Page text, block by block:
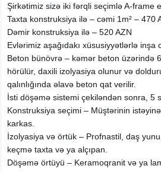
Şirkətimiz sizə iki fərqli seçimlə A-frame
Taxta konstruksiya ilə – cəmi 1m² – 470
Dəmir konstruksiya ilə – 520 AZN
Evlərimiz aşağıdakı xüsusiyyətlərlə inşa
Beton bünövrə – kəmər beton üzərində
hörülür, daxili izolyasiya olunur və
qalınlığında əlavə beton qat verilir.
İsti döşəmə sistemi çekiləndən sonra, 5
Konstruksiya seçimi – Müştərinin
karkas.
İzolyasiya və örtük – Profnastil, daş
keçmə taxta və ya alçıpan.
Döşəmə örtüyü – Keramoqranit və ya